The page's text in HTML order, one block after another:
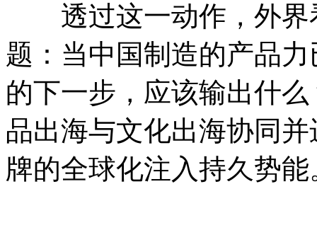
透过这一动作，外界
题：当中国制造的产品
的下一步，应该输出什
品出海与文化出海协同
牌的全球化注入持久势能